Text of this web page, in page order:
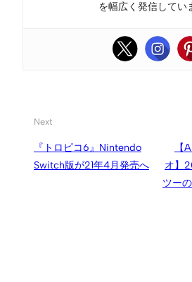
を幅広く発信してい
Next
『トロピコ6』Nintendo
Switch版が21年4月発売へ
オ】
ツー